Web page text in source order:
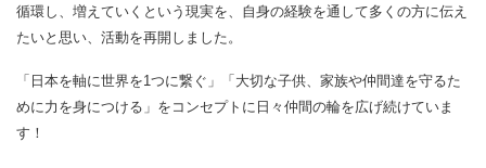
循環し、増えていくという現実を、自身の経験を通して多くの方に伝え
たいと思い、活動を再開しました。
「日本を軸に世界を1つに繋ぐ」「大切な子供、家族や仲間達を守るた
めに力を身につける」をコンセプトに日々仲間の輪を広げ続けていま
す！